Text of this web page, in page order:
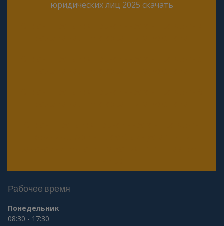
юридических лиц 2025 скачать
Рабочее время
Понедельник
08:30 - 17:30